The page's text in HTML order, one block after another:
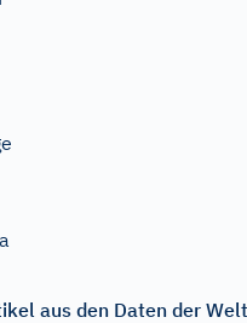
aus den Daten der